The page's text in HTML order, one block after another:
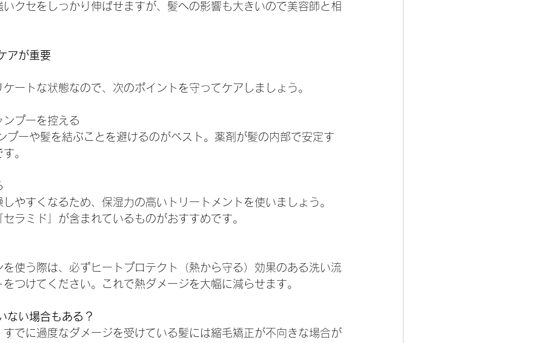
クセをしっかり伸ばせますが、髪への影響も大きいので美容師と相
アが重要
ートな状態なので、次のポイントを守ってケアしましょう。
ンプーを控える
プーや髪を結ぶことを避けるのがベスト。薬剤が髪の内部で安定す
。
やすくなるため、保湿力の高いトリートメントを使いましょう。
セラミド」が含まれているものがおすすめです。
を使う際は、必ずヒートプロテクト（熱から守る）効果のある洗い流
つけてください。これで熱ダメージを大幅に減らせます。
ない場合もある？
でに過度なダメージを受けている髪には縮毛矯正が不向きな場合が